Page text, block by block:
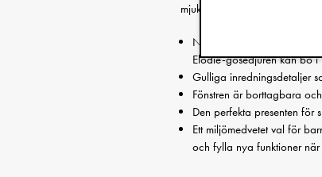
mjukisdjur och leksaker.
När du kombinerar
Elodie-gosedjuren kan bo
Gulliga inredningsdetaljer
Fönstren är borttagbara
Den perfekta presenten
Ett miljömedvetet val för
och fylla nya funktioner